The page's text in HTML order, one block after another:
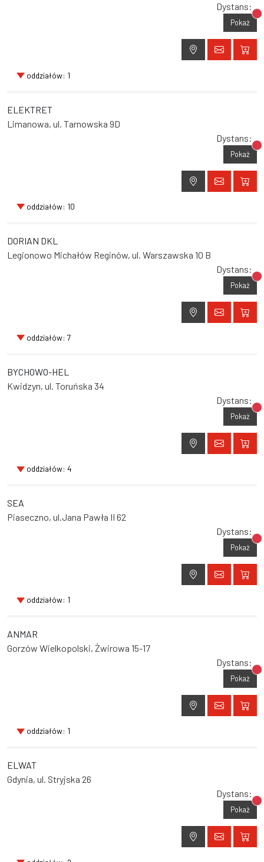
Dystans:
Pokaż
oddziałów: 1
ELEKTRET
Limanowa, ul. Tarnowska 9D
Dystans:
Pokaż
oddziałów: 10
DORIAN DKL
Legionowo Michałów Reginów, ul. Warszawska 10 B
Dystans:
Pokaż
oddziałów: 7
BYCHOWO-HEL
Kwidzyn, ul. Toruńska 34
Dystans:
Pokaż
oddziałów: 4
SEA
Piaseczno, ul.Jana Pawła II 62
Dystans:
Pokaż
oddziałów: 1
ANMAR
Gorzów Wielkopolski, Żwirowa 15-17
Dystans:
Pokaż
oddziałów: 1
ELWAT
Gdynia, ul. Stryjska 26
Dystans:
Pokaż